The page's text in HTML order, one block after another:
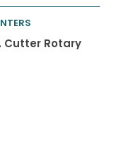
Cutter Rotary